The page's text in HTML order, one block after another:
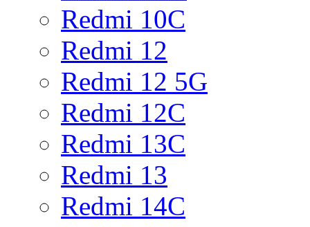
Redmi 10C
Redmi 12
Redmi 12 5G
Redmi 12C
Redmi 13C
Redmi 13
Redmi 14C